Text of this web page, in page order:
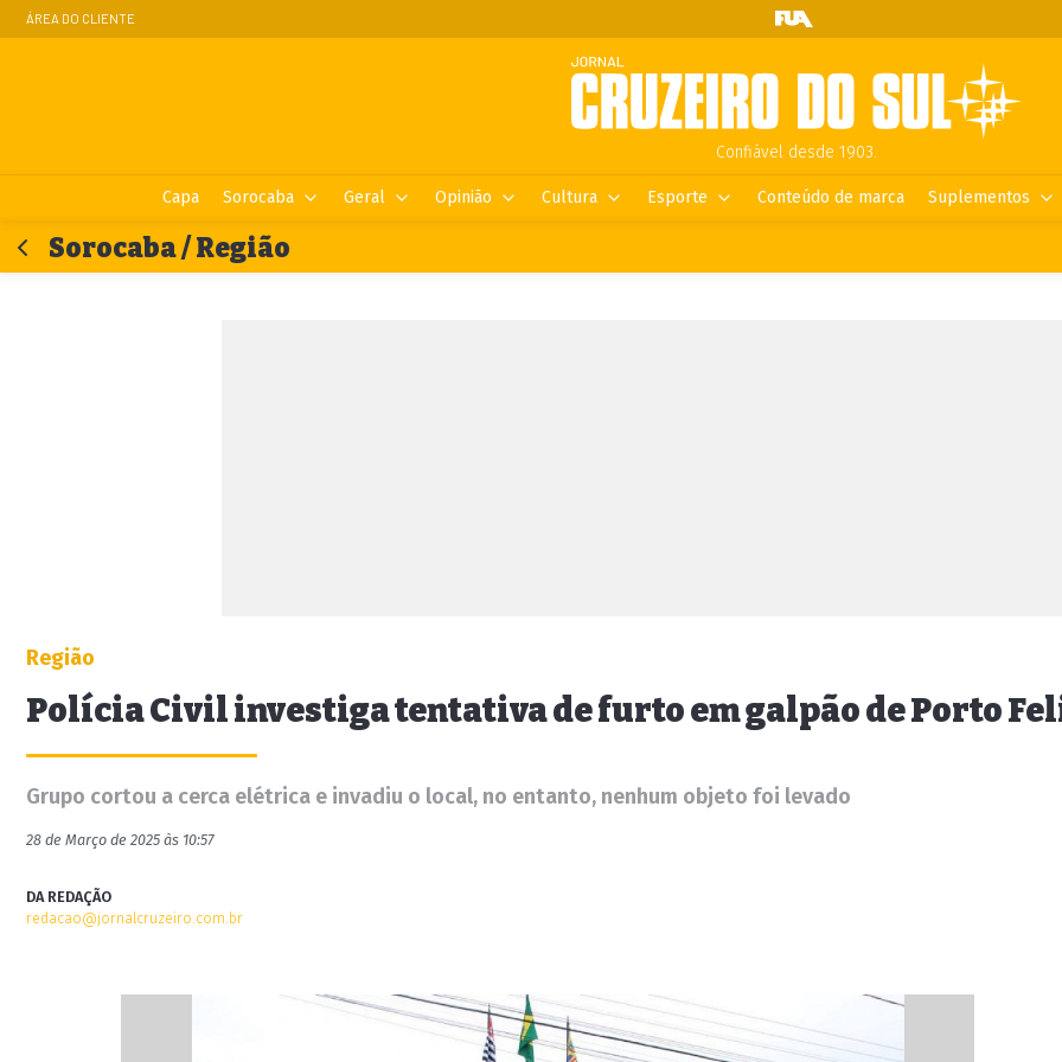
ÁREA DO CLIENTE
Confiável desde 1903.
Capa Sorocaba Geral Opinião Cultura Esporte Conteúdo de marca Suplementos
Sorocaba / Região
Região
Polícia Civil investiga tentativa de furto em galpão de Porto
Grupo cortou a cerca elétrica e invadiu o local, no entanto, nenhum objeto foi levado
28 de Março de 2025 às 10:57
DA REDAÇÃO
redacao@jornalcruzeiro.com.br